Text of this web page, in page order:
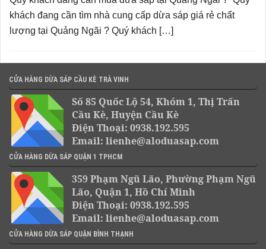
khách đang cần tìm nhà cung cấp dừa sáp giá rẻ chất
lượng tại Quảng Ngãi ? Quý khách […]
CỬA HÀNG DỪA SÁP CẦU KÈ TRÀ VINH
Số 85 Quốc Lộ 54, Khóm 1, Thị Trấn
Cầu Kè, Huyện Cầu Kè
Điện Thoại: 0938.192.595
Email: lienhe@aloduasap.com
CỬA HÀNG DỪA SÁP QUẬN 1 TPHCM
359 Phạm Ngũ Lão, Phường Phạm Ngũ
Lão, Quận 1, Hồ Chí Minh
Điện Thoại: 0938.192.595
Email: lienhe@aloduasap.com
CỬA HÀNG DỪA SÁP QUẬN BÌNH THẠNH